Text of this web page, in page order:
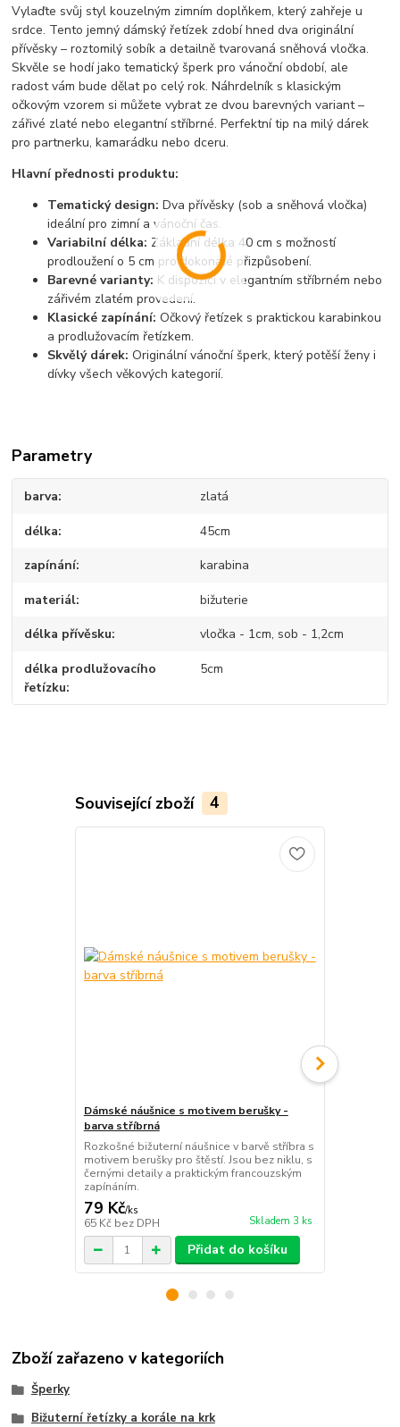
Vylaďte svůj styl kouzelným zimním doplňkem, který zahřeje u
srdce. Tento jemný dámský řetízek zdobí hned dva originální
přívěsky – roztomilý sobík a detailně tvarovaná sněhová vločka.
Skvěle se hodí jako tematický šperk pro vánoční období, ale
radost vám bude dělat po celý rok. Náhrdelník s klasickým
očkovým vzorem si můžete vybrat ze dvou barevných variant –
zářivé zlaté nebo elegantní stříbrné. Perfektní tip na milý dárek
pro partnerku, kamarádku nebo dceru.
Hlavní přednosti produktu:
Tematický design: Dva přívěsky (sob a sněhová vločka)
ideální pro zimní a vánoční čas.
Variabilní délka: Základní délka 40 cm s možností
prodloužení o 5 cm pro dokonalé přizpůsobení.
Barevné varianty: K dispozici v elegantním stříbrném nebo
zářivém zlatém provedení.
Klasické zapínání: Očkový řetízek s praktickou karabinkou
a prodlužovacím řetízkem.
Skvělý dárek: Originální vánoční šperk, který potěší ženy i
dívky všech věkových kategorií.
Parametry
barva zlatá
délka 45cm
zapínání karabina
materiál bižuterie
délka přívěsku vločka - 1cm, sob - 1,2cm
délka prodlužovacího
řetízku
5cm
Související zboží 4
Dámské náušnice s motivem berušky -
barva stříbrná
Rozkošné bižuterní náušnice v barvě stříbra s
motivem berušky pro štěstí. Jsou bez niklu, s
černými detaily a praktickým francouzským
zapínáním.
79 Kč/ks
65 Kč bez DPH Skladem 3 ks
Přidat do košíku
Zboží zařazeno v kategoriích
Šperky
Bižuterní řetízky a korále na krk